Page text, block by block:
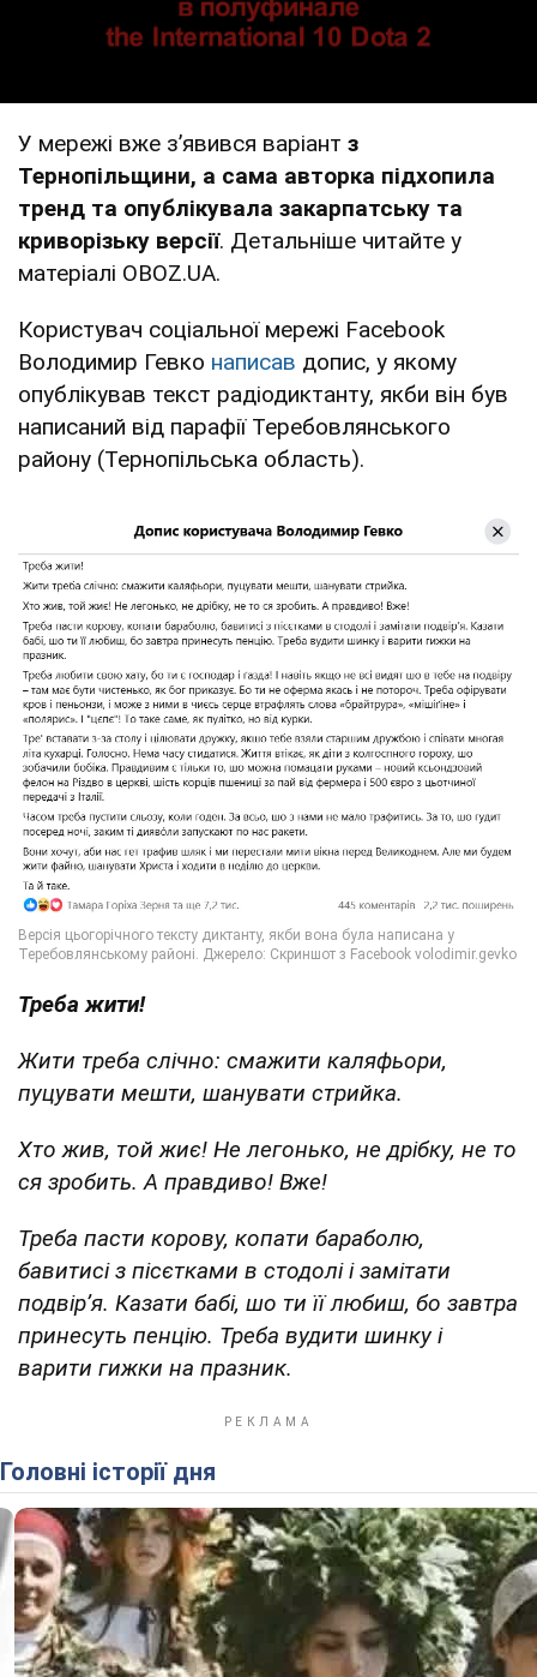
У мережі вже з’явився варіант з
Тернопільщини, а сама авторка підхопила
тренд та опублікувала закарпатську та
криворізьку версії. Детальніше читайте у
матеріалі OBOZ.UA.
Користувач соціальної мережі Facebook
Володимир Гевко написав допис, у якому
опублікував текст радіодиктанту, якби він був
написаний від парафії Теребовлянського
району (Тернопільська область).
Треба жити!
Жити треба слічно: смажити каляфьори,
пуцувати мешти, шанувати стрийка.
Хто жив, той жиє! Не легонько, не дрібку, не то
ся зробить. А правдиво! Вже!
Треба пасти корову, копати бараболю,
бавитисі з пісєтками в стодолі і замітати
подвір’я. Казати бабі, шо ти її любиш, бо завтра
принесуть пенцію. Треба вудити шинку і
варити гижки на празник.
Головні історії дня